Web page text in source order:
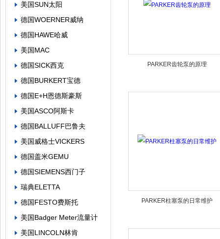
美国SUN太阳
德国WOERNER威纳
德国HAWE哈威
美国MAC
德国SICK西克
德国BURKERT宝德
德国E+H恩德斯豪斯
美国ASCO阿斯卡
德国BALLUFF巴鲁夫
美国威格士VICKERS
德国盖米GEMU
德国SIEMENS西门子
瑞典ELETTA
德国FESTO费斯托
美国Badger Meter流量计
美国LINCOLN林肯
PARKER齿轮泵的原理
PARKER柱塞泵的日常维护